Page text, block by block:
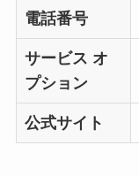
電話番号
サービス オ
プション
公式サイト